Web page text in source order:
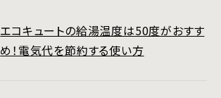
エコキュートの給湯温度は50度がおすす
め！電気代を節約する使い方